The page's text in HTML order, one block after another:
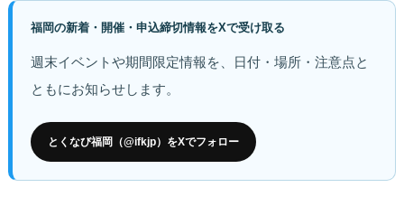
福岡の新着・開催・申込締切情報をXで受け取る
週末イベントや期間限定情報を、日付・場所・注意点と
ともにお知らせします。
とくなび福岡（@ifkjp）をXでフォロー